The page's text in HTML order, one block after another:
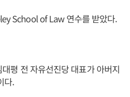
School of Law 연수를 받았다.
평 전 자유선진당 대표가 아버지
다.